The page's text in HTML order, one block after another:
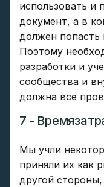
использовать и
документ, а в
должен попасть
Поэтому
разработки и
сообщества и
должна все
7 -
Мы учли
приняли их как
другой